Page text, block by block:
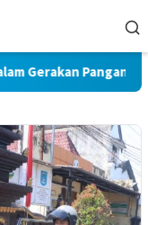
Pangan Murah